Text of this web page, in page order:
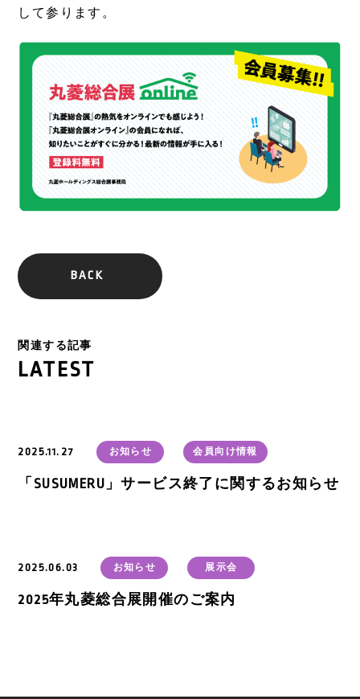
して参ります。
BACK
関連する記事
LATEST
2025.11.27 お知らせ 会員向け情報
「SUSUMERU」サービス終了に関するお知らせ
2025.06.03 お知らせ 展示会
2025年丸菱総合展開催のご案内